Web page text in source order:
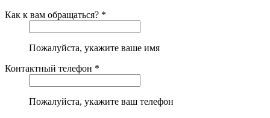
Как к вам обращаться? *
Пожалуйста, укажите ваше имя
Контактный телефон *
Пожалуйста, укажите ваш телефон